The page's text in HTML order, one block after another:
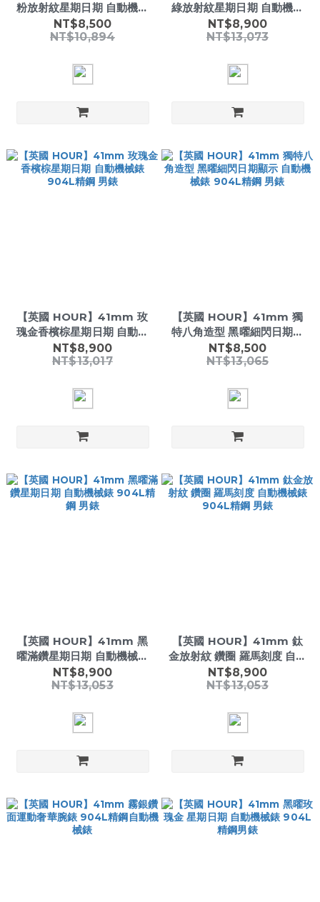
粉放射紋星期日期 自動機械
錶 904L精鋼 男錶
NT$8,500
NT$10,894
綠放射紋星期日期 自動機械
錶 904L精鋼 男錶
NT$8,900
NT$13,073
【英國 HOUR】41mm 玫
瑰金香檳棕星期日期 自動機
械錶 904L精鋼 男錶
NT$8,900
NT$13,017
【英國 HOUR】41mm 獨
特八角造型 黑曜細閃日期顯
示 自動機械錶 904L精鋼 男
錶
NT$8,500
NT$13,065
【英國 HOUR】41mm 黑
曜滿鑽星期日期 自動機械錶
904L精鋼 男錶
NT$8,900
NT$13,053
【英國 HOUR】41mm 鈦
金放射紋 鑽圈 羅馬刻度 自動
機械錶 904L精鋼 男錶
NT$8,900
NT$13,053